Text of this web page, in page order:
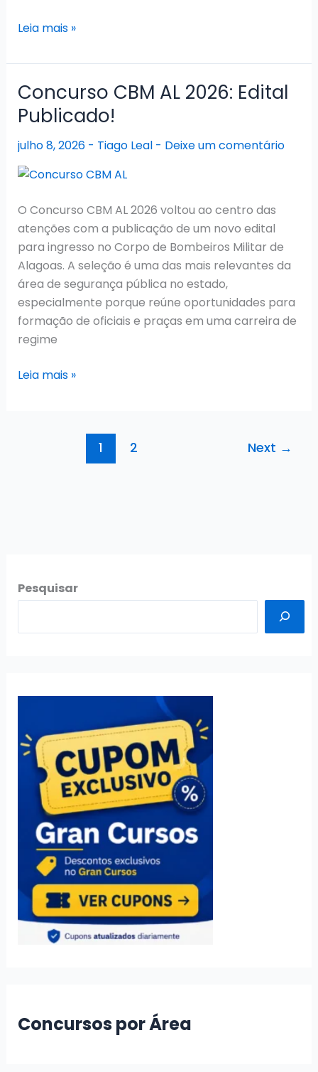
Concurso
AL
2026:
Edital
retificado,
provas
remarcadas
Leia mais »
Concurso CBM AL 2026: Edital
Publicado!
julho 8, 2026 - Tiago Leal - Deixe um comentário
O Concurso CBM AL 2026 voltou ao centro das
atenções com a publicação de um novo edital
para ingresso no Corpo de Bombeiros Militar de
Alagoas. A seleção é uma das mais relevantes da
área de segurança pública no estado,
especialmente porque reúne oportunidades para
formação de oficiais e praças em uma carreira de
regime
Concurso
Leia mais »
1 2 Next →
Pesquisar
Concursos por Área